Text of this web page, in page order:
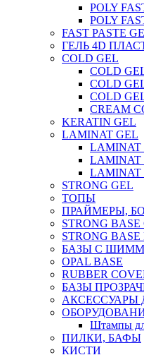
POLY
POLY
FAST PASTE
ГЕЛЬ 4D
COLD GEL
COLD
COLD
COLD
CREAM
KERATIN GEL
LAMINAT GEL
LAMINAT
LAMINAT
LAMINAT
STRONG GEL
ТОПЫ
ПРАЙМЕРЫ,
STRONG BASE
STRONG BASE
БАЗЫ С
OPAL BASE
RUBBER
БАЗЫ
АКСЕССУАРЫ
Штампы
ПИЛКИ, БАФЫ
КИСТИ